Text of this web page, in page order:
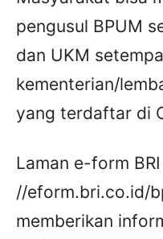
pengusul BPUM
dan UKM
kementerian/
yang terdaftar di
Laman e-form
//eform.bri.co.id/
memberikan